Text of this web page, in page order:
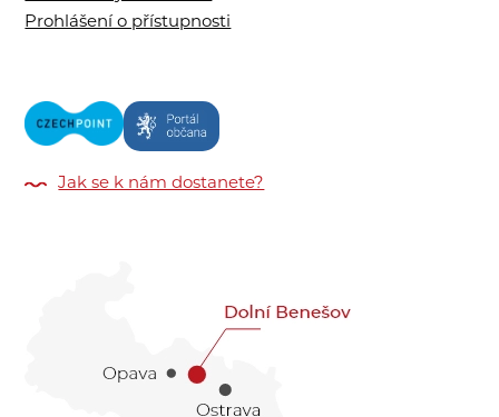
Prohlášení o přístupnosti
Jak se k nám dostanete?